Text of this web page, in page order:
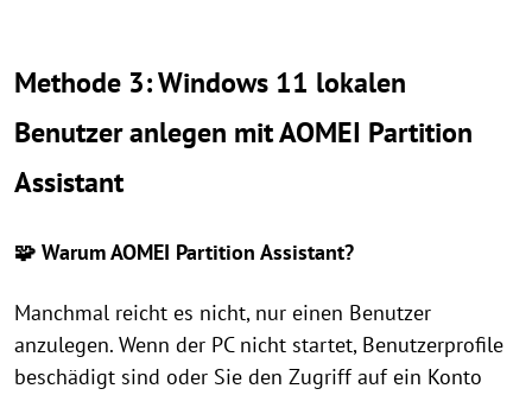
Methode 3: Windows 11 lokalen
Benutzer anlegen mit AOMEI Partition
Assistant
🧩 Warum AOMEI Partition Assistant?
Manchmal reicht es nicht, nur einen Benutzer
anzulegen. Wenn der PC nicht startet, Benutzerprofile
beschädigt sind oder Sie den Zugriff auf ein Konto